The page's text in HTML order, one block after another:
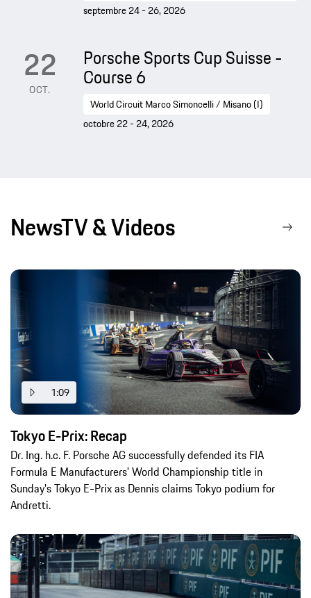
septembre 24 - 26, 2026
22
OCT.
Porsche Sports Cup Suisse -
Course 6
World Circuit Marco Simoncelli / Misano (I)
octobre 22 - 24, 2026
NewsTV & Videos
1:09
Tokyo E-Prix: Recap
Dr. Ing. h.c. F. Porsche AG successfully defended its FIA
Formula E Manufacturers' World Championship title in
Sunday's Tokyo E-Prix as Dennis claims Tokyo podium for
Andretti.